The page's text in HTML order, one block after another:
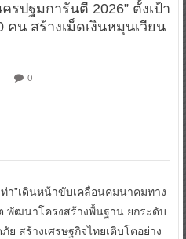
ปฐมการันตี 2026” ตั้งเป้า
คน สร้างเม็ดเงินหมุนเวียน
0
ท่า”เดินหน้าขับเคลื่อนคมนาคมทาง
พัฒนาโครงสร้างพื้นฐาน ยกระดับ
ย สร้างเศรษฐกิจไทยเติบโตอย่าง